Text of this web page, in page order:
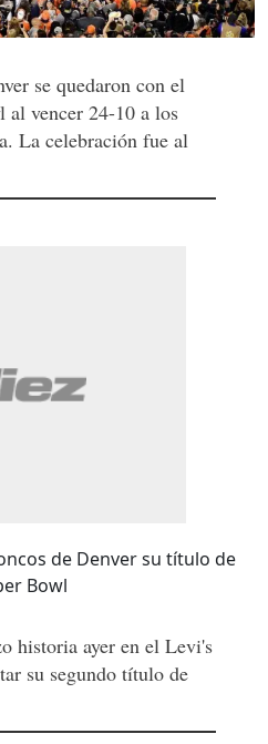
se quedaron con el
vencer 24-10 a los
La celebración fue al
historia ayer en el Levi's
su segundo título de